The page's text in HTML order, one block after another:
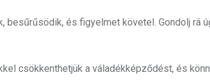
besűrűsödik, és figyelmet követel. Gondolj rá
csökkenthetjük a váladékképződést, és